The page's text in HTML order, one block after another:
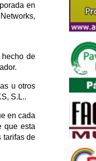
en
de
u otros
S.L..
en cada
que esta
tarifas de